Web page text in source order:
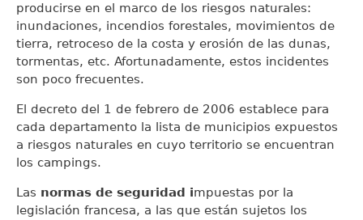
producirse en el marco de los riesgos naturales:
inundaciones, incendios forestales, movimientos de
tierra, retroceso de la costa y erosión de las dunas,
tormentas, etc. Afortunadamente, estos incidentes
son poco frecuentes.
El decreto del 1 de febrero de 2006 establece para
cada departamento la lista de municipios expuestos
a riesgos naturales en cuyo territorio se encuentran
los campings.
Las normas de seguridad impuestas por la
legislación francesa, a las que están sujetos los